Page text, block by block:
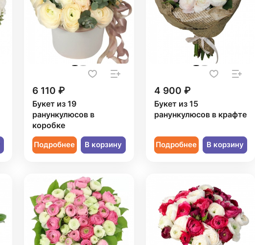
6 110 ₽
Букет из 19
ранункулюсов в
коробке
Подробнее В корзину
4 900 ₽
Букет из 15
ранункулюсов в крафте
Подробнее В корзину